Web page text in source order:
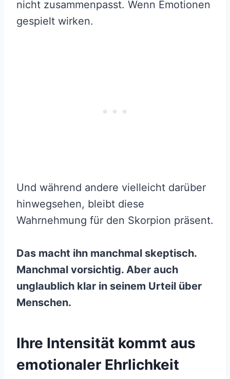
nicht zusammenpasst. Wenn Emotionen
gespielt wirken.
Und während andere vielleicht darüber
hinwegsehen, bleibt diese
Wahrnehmung für den Skorpion präsent.
Das macht ihn manchmal skeptisch.
Manchmal vorsichtig. Aber auch
unglaublich klar in seinem Urteil über
Menschen.
Ihre Intensität kommt aus
emotionaler Ehrlichkeit